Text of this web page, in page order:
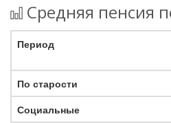
Средняя пенсия